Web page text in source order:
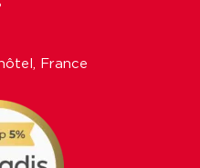
France